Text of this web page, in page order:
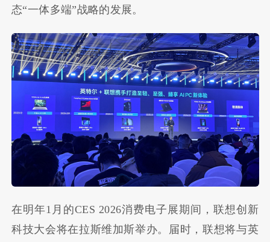
态“一体多端”战略的发展。
在明年1月的CES 2026消费电子展期间，联想创新
科技大会将在拉斯维加斯举办。届时，联想将与英